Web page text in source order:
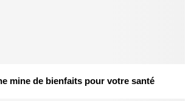
mine de bienfaits pour votre santé